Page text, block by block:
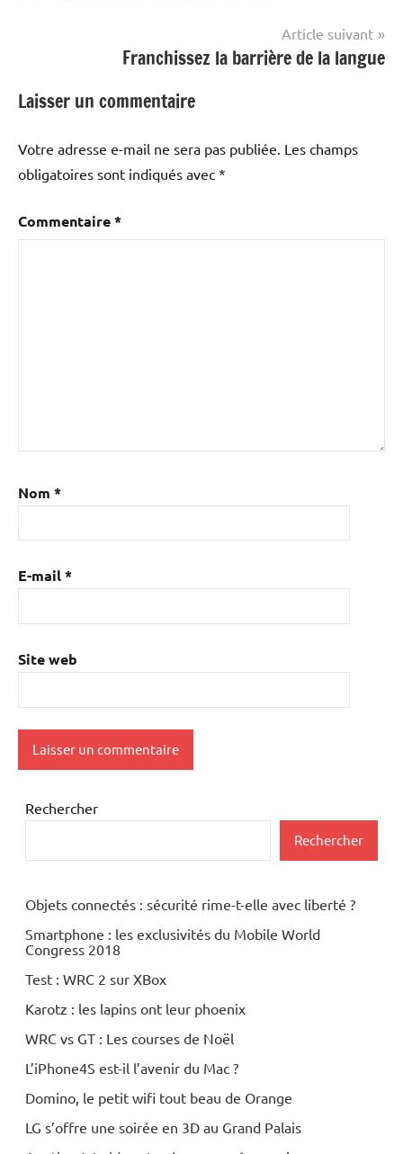
Article suivant
Franchissez la barrière de la langue
Laisser un commentaire
Votre adresse e-mail ne sera pas publiée. Les champs
obligatoires sont indiqués avec *
Commentaire*
Nom *
E-mail*
Site web
Rechercher
Rechercher
Objets connectés : sécurité rime-t-elle avec liberté ?
Smartphone : les exclusivités du Mobile World
Congress 2018
Test : WRC 2 sur XBox
Karotz : les lapins ont leur phoenix
WRC vs GT : Les courses de Noël
L’iPhone4S est-il l’avenir du Mac ?
Domino, le petit wifi tout beau de Orange
LG s’offre une soirée en 3D au Grand Palais